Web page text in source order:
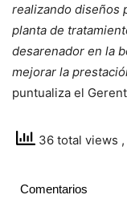
realizando diseños
planta de
desarenador en la
mejorar la
puntualiza el
36 total views
Comentarios